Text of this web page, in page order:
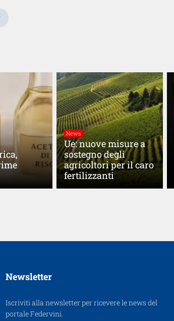
News
Ue: nuove misure a
sostegno degli
agricoltori per il caro
fertilizzanti
Newsletter
Iscriviti alla newsletter per ricevere le news del
portale Federvini.